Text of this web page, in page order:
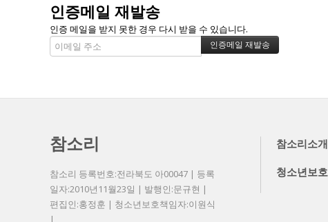
인증메일 재발송
인증 메일을 받지 못한 경우 다시 받을 수 있습니다.
참소리
참소리 등록번호:전라북도 아00047 | 등록
일자:2010년11월23일 | 발행인:문규현 |
편집인:홍정훈 | 청소년보호책임자:이원식
|
참소리소개
청소년보